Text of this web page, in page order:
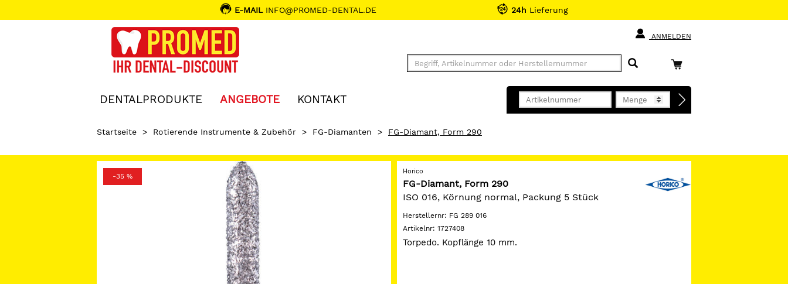
E-MAILINFO@PROMED-DENTAL.DE 24h Lieferung
ANMELDEN
DENTALPRODUKTE ANGEBOTE KONTAKT
Startseite > Rotierende Instrumente & Zubehör > FG-Diamanten > FG-Diamant, Form 290
-35 %
Horico
FG-Diamant, Form 290
ISO 016, Körnung normal, Packung 5 Stück
Herstellernr: FG 289 016
Artikelnr: 1727408
Torpedo. Kopflänge 10 mm.